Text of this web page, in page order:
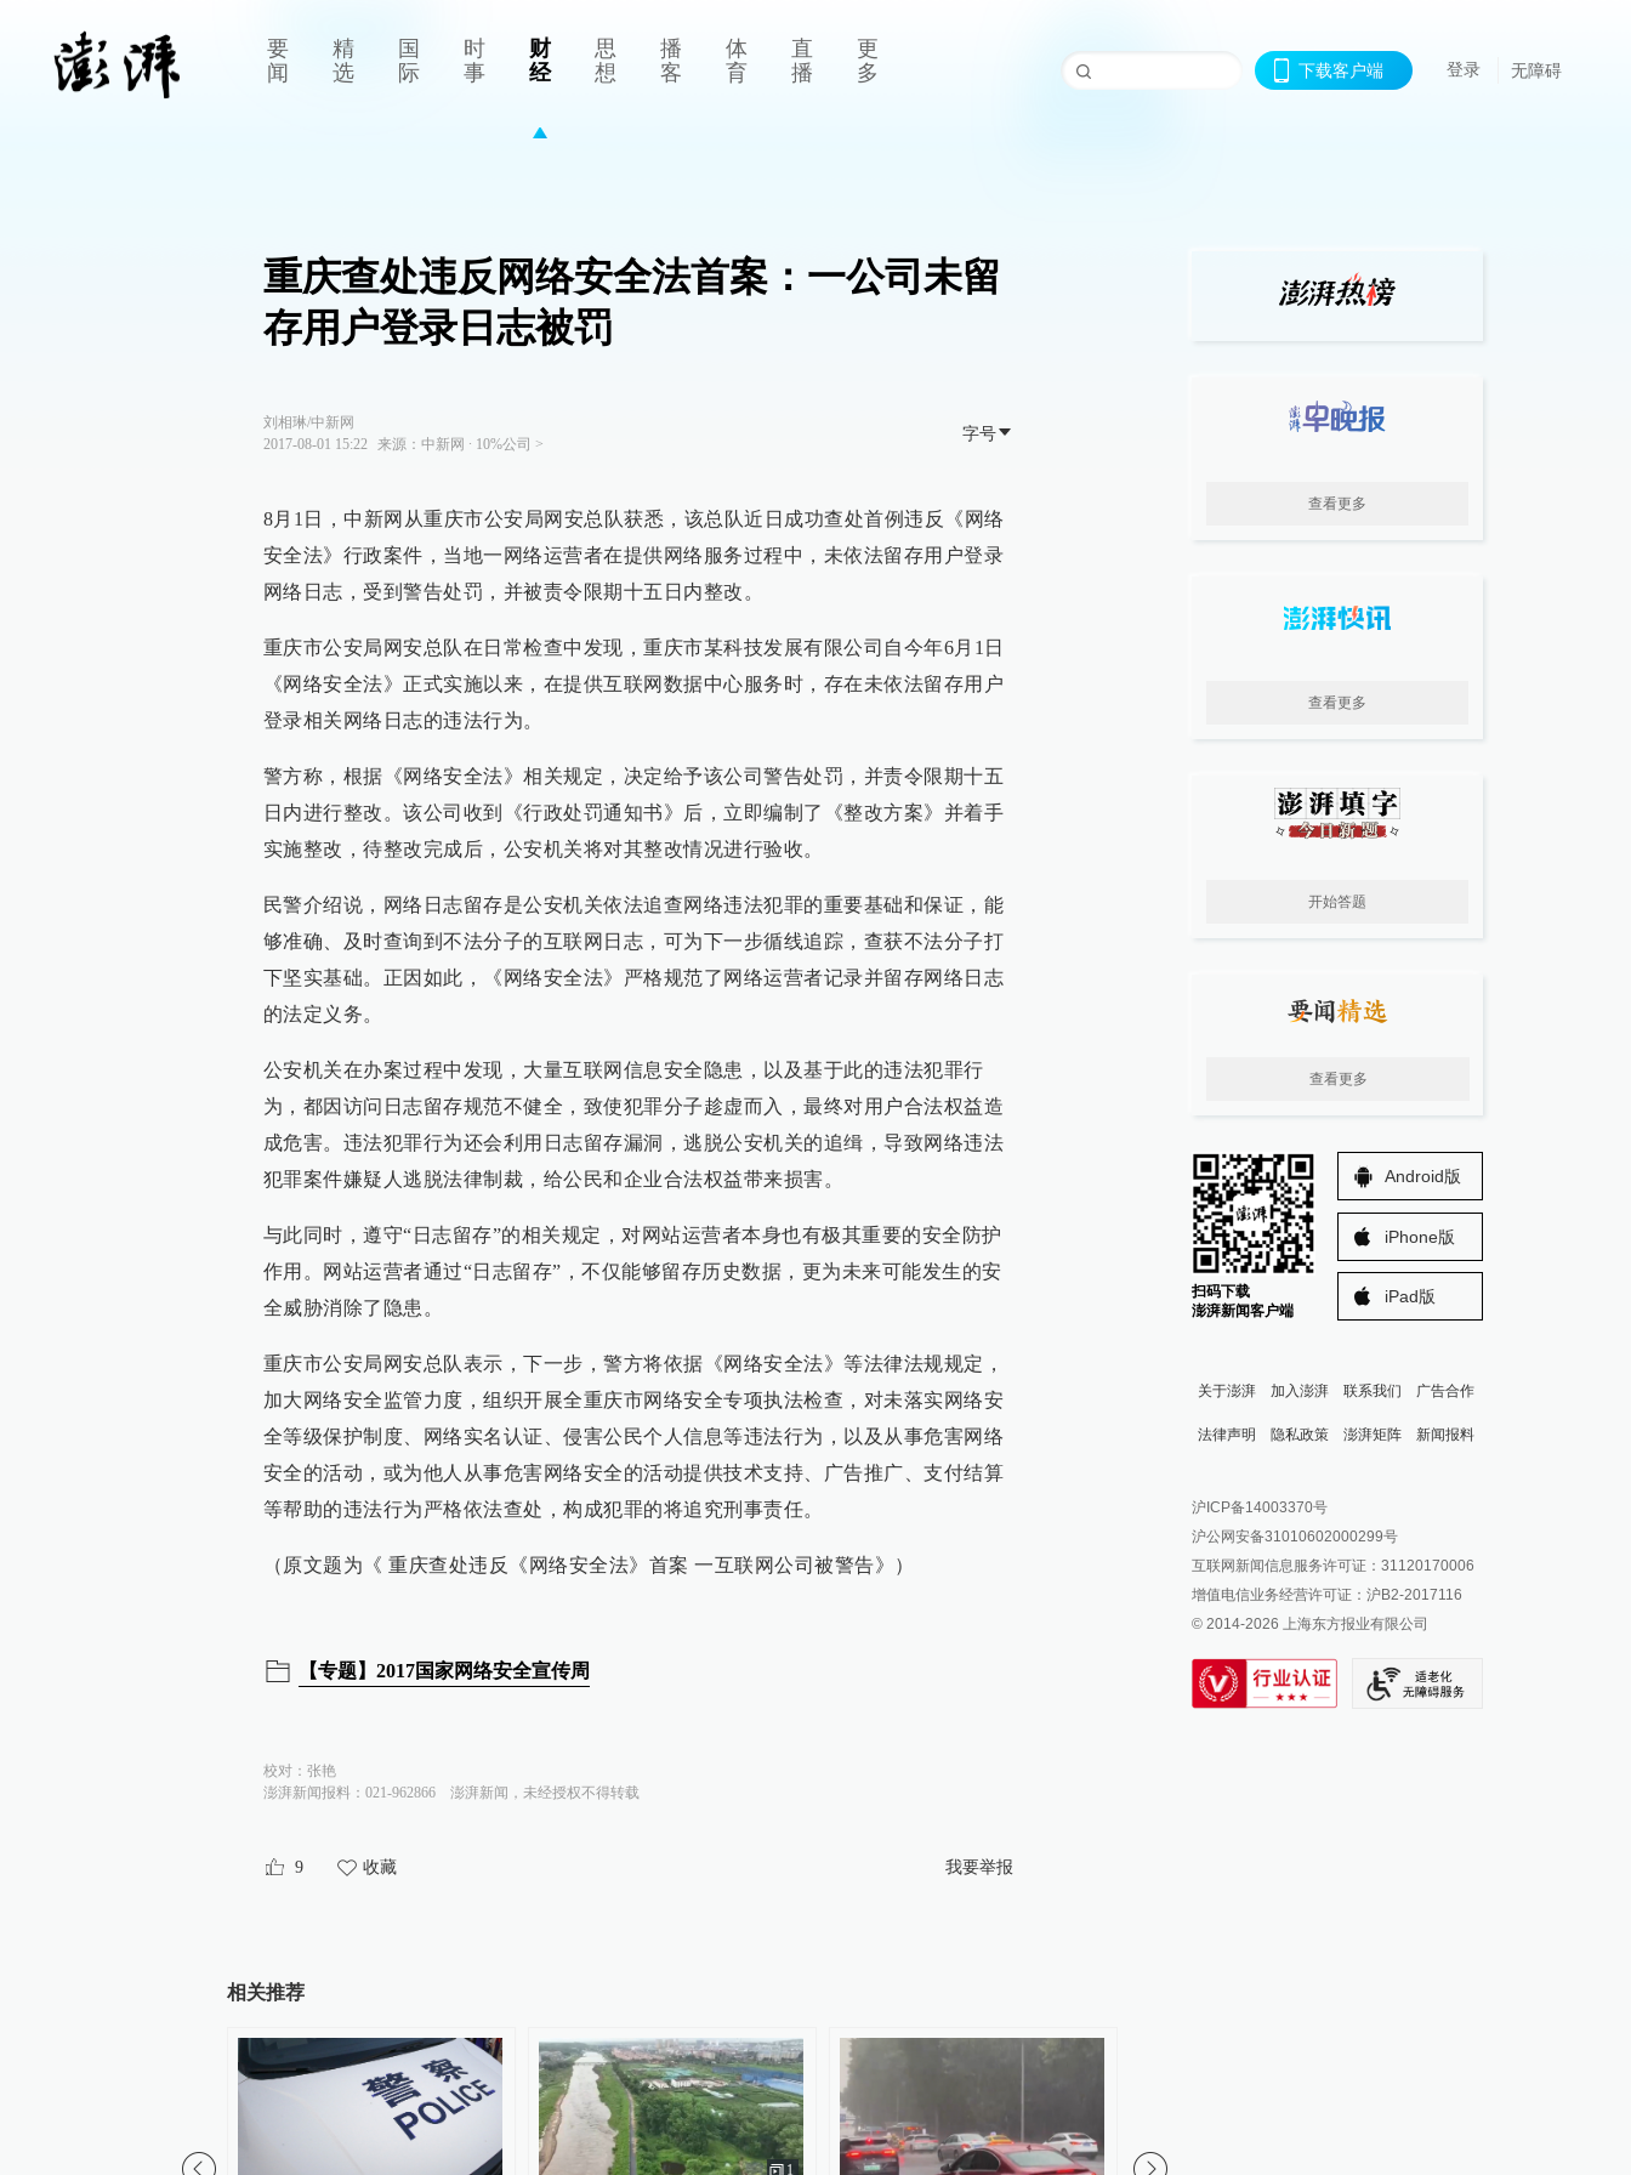
要
闻
精
选
国
际
时
事
财
经
思
想
播
客
体
育
直
播
更
多
下载客户端 登录 无障碍
重庆查处违反网络安全法首案：一公司未留
存用户登录日志被罚
刘相琳/中新网
2017-08-01 15:22
来源： 中新网 ∙ 10%公司 >
字号
8月1日，中新网从重庆市公安局网安总队获悉，该总队近日成功查处首例违反《网络
安全法》行政案件，当地一网络运营者在提供网络服务过程中，未依法留存用户登录
网络日志，受到警告处罚，并被责令限期十五日内整改。
重庆市公安局网安总队在日常检查中发现，重庆市某科技发展有限公司自今年6月1日
《网络安全法》正式实施以来，在提供互联网数据中心服务时，存在未依法留存用户
登录相关网络日志的违法行为。
警方称，根据《网络安全法》相关规定，决定给予该公司警告处罚，并责令限期十五
日内进行整改。该公司收到《行政处罚通知书》后，立即编制了《整改方案》并着手
实施整改，待整改完成后，公安机关将对其整改情况进行验收。
民警介绍说，网络日志留存是公安机关依法追查网络违法犯罪的重要基础和保证，能
够准确、及时查询到不法分子的互联网日志，可为下一步循线追踪，查获不法分子打
下坚实基础。正因如此，《网络安全法》严格规范了网络运营者记录并留存网络日志
的法定义务。
公安机关在办案过程中发现，大量互联网信息安全隐患，以及基于此的违法犯罪行
为，都因访问日志留存规范不健全，致使犯罪分子趁虚而入，最终对用户合法权益造
成危害。违法犯罪行为还会利用日志留存漏洞，逃脱公安机关的追缉，导致网络违法
犯罪案件嫌疑人逃脱法律制裁，给公民和企业合法权益带来损害。
与此同时，遵守“日志留存”的相关规定，对网站运营者本身也有极其重要的安全防护
作用。网站运营者通过“日志留存”，不仅能够留存历史数据，更为未来可能发生的安
全威胁消除了隐患。
重庆市公安局网安总队表示，下一步，警方将依据《网络安全法》等法律法规规定，
加大网络安全监管力度，组织开展全重庆市网络安全专项执法检查，对未落实网络安
全等级保护制度、网络实名认证、侵害公民个人信息等违法行为，以及从事危害网络
安全的活动，或为他人从事危害网络安全的活动提供技术支持、广告推广、支付结算
等帮助的违法行为严格依法查处，构成犯罪的将追究刑事责任。
（原文题为《 重庆查处违反《网络安全法》首案 一互联网公司被警告》）
【专题】2017国家网络安全宣传周
校对： 张艳
澎湃新闻报料：021-962866
澎湃新闻，未经授权不得转载
9 收藏 我要举报
相关推荐
1
查看更多
查看更多
开始答题
查看更多
扫码下载
澎湃新闻客户端
Android版
iPhone版
iPad版
关于澎湃 加入澎湃 联系我们 广告合作
法律声明 隐私政策 澎湃矩阵
澎湃新闻公众号
澎湃新闻抖音号
派生万物开放平台
IP SHANGHAI
SIXTH TONE
新闻报料
报料邮箱: news@thepaper.cn
沪ICP备14003370号
沪公网安备31010602000299号
互联网新闻信息服务许可证：31120170006
增值电信业务经营许可证：沪B2-2017116
© 2014-2026 上海东方报业有限公司